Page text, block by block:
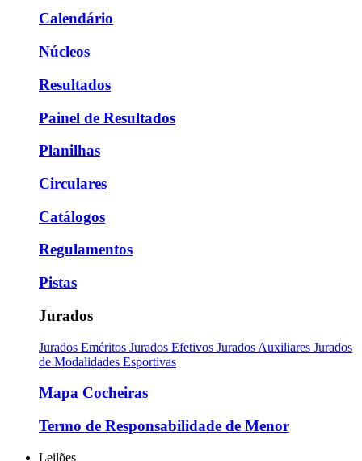
Calendário
Núcleos
Resultados
Painel de Resultados
Planilhas
Circulares
Catálogos
Regulamentos
Pistas
Jurados
Jurados Eméritos Jurados Efetivos Jurados Auxiliares Jurados
de Modalidades Esportivas
Mapa Cocheiras
Termo de Responsabilidade de Menor
Leilões